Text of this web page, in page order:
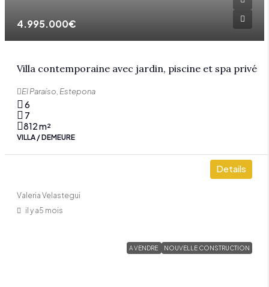
4.995.000€
Villa contemporaine avec jardin, piscine et spa privé
El Paraíso, Estepona
6
7
812m²
VILLA / DEMEURE
Details
Valeria Velastegui
il y a5 mois
A VENDRE NOUVELLE CONSTRUCTION